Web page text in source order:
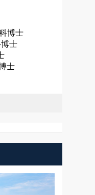
博士
士
士